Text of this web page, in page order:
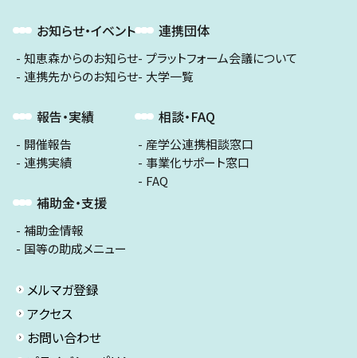
お知らせ・イベント
知恵森からのお知らせ
連携先からのお知らせ
報告・実績
開催報告
連携実績
補助金・支援
補助金情報
国等の助成メニュー
連携団体
プラットフォーム会議について
大学一覧
相談・FAQ
産学公連携相談窓口
事業化サポート窓口
FAQ
メルマガ登録
アクセス
お問い合わせ